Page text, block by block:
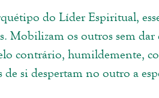
do Líder Espiritual,
Mobilizam os outros sem dar
contrário, humildemente,
de si despertam no outro a